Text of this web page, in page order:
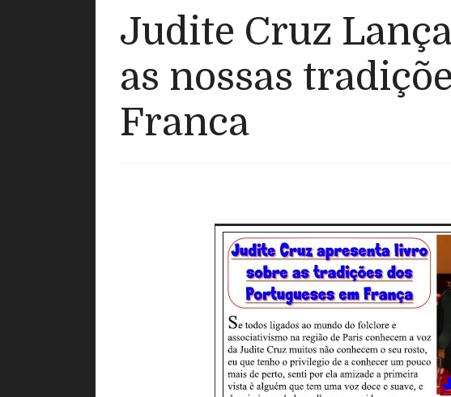
Judite Cruz
as nossas
Franca